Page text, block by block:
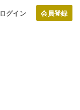
ログイン